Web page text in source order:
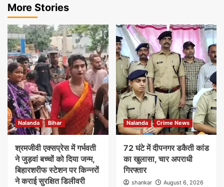
More Stories
Nalanda Bihar
श्रमजीवी एक्सप्रेस में गर्भवती
ने जुड़वां बच्चों को दिया जन्म,
बिहारशरीफ स्टेशन पर किन्नरों
ने कराई सुरक्षित डिलीवरी
Nalanda Crime News
72 घंटे में दीपनगर डकैती कांड
का खुलासा, चार अपराधी
गिरफ्तार
shankar
August 6, 2026